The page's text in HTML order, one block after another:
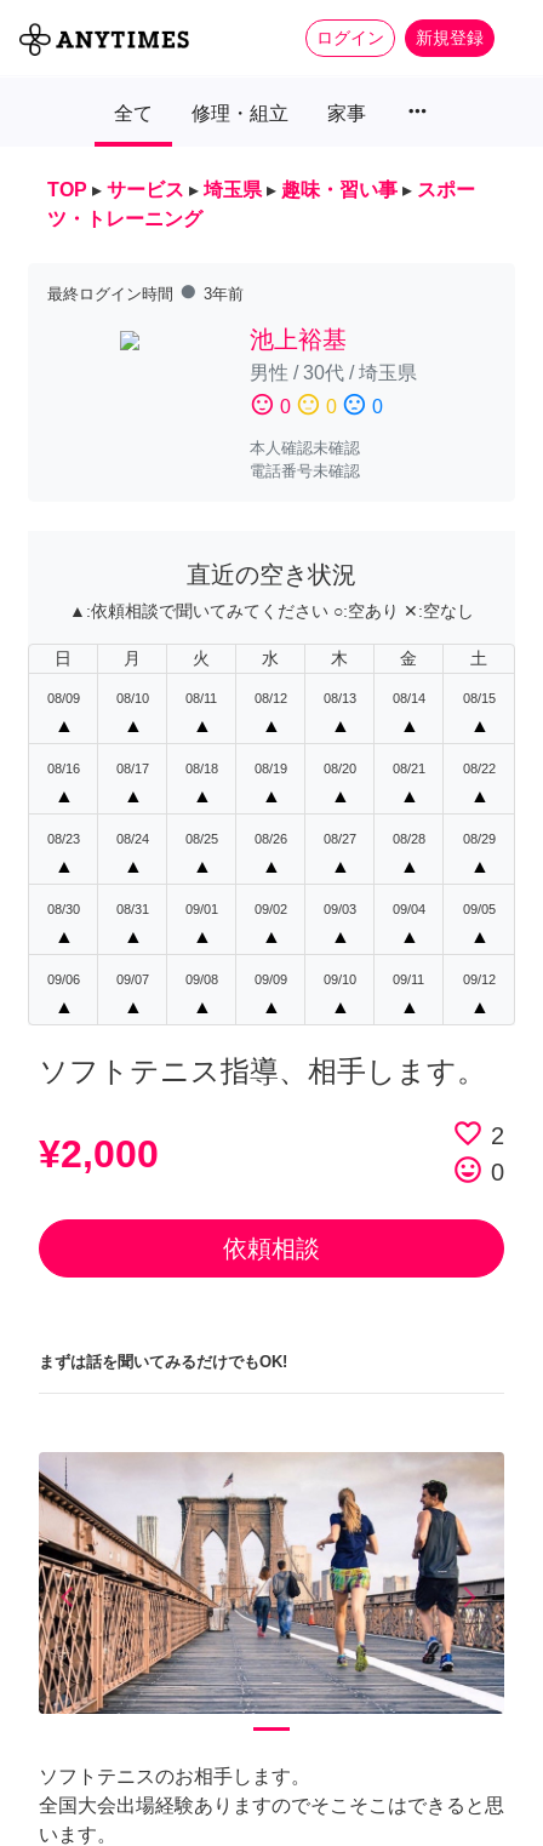
ログイン 新規登録
全て 修理・組立 家事 more_horiz
TOP ▸ サービス ▸ 埼玉県 ▸ 趣味・習い事 ▸ スポー
ツ・トレーニング
最終ログイン時間 fiber_manual_record 3年前
池上裕基
男性 /30代/埼玉県
sentiment_satisfied 0 sentiment_neutral 0 sentiment_dissatisfied 0
本人確認未確認
電話番号未確認
直近の空き状況
▲:依頼相談で聞いてみてください ○:空あり ✕:空なし
日 月 火 水 木 金 土
08/09
▲
08/10
▲
08/11
▲
08/12
▲
08/13
▲
08/14
▲
08/15
▲
08/16
▲
08/17
▲
08/18
▲
08/19
▲
08/20
▲
08/21
▲
08/22
▲
08/23
▲
08/24
▲
08/25
▲
08/26
▲
08/27
▲
08/28
▲
08/29
▲
08/30
▲
08/31
▲
09/01
▲
09/02
▲
09/03
▲
09/04
▲
09/05
▲
09/06
▲
09/07
▲
09/08
▲
09/09
▲
09/10
▲
09/11
▲
09/12
▲
ソフトテニス指導、相手します。
¥2,000 favorite_border 2
tag_faces 0
依頼相談
まずは話を聞いてみるだけでもOK!
arrow_back_iosPrevious arrow_forward_iosNext
ソフトテニスのお相手します。
全国大会出場経験ありますのでそこそこはできると思
います。